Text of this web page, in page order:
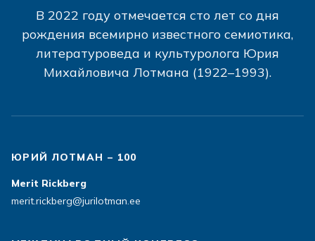
В 2022 году отмечается сто лет со дня
рождения всемирно известного семиотика,
литературоведа и культуролога Юрия
Михайловича Лотмана (1922–1993).
ЮРИЙ ЛОТМАН – 100
Merit Rickberg
merit.rickberg@jurilotman.ee